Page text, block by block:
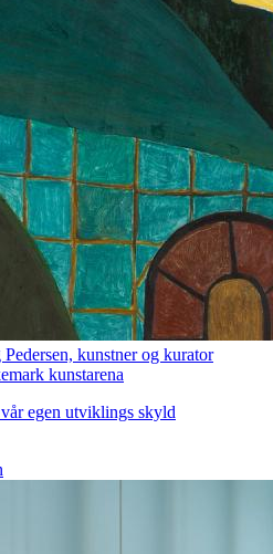
kunstner og kurator
kunstarena
egen utviklings skyld